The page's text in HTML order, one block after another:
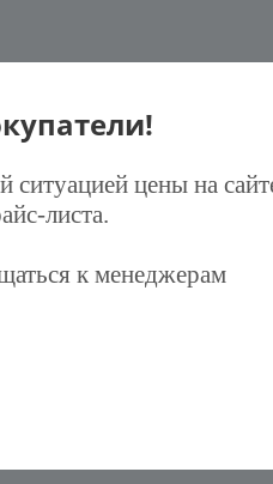
ситуацией цены на
листа.
к менеджерам